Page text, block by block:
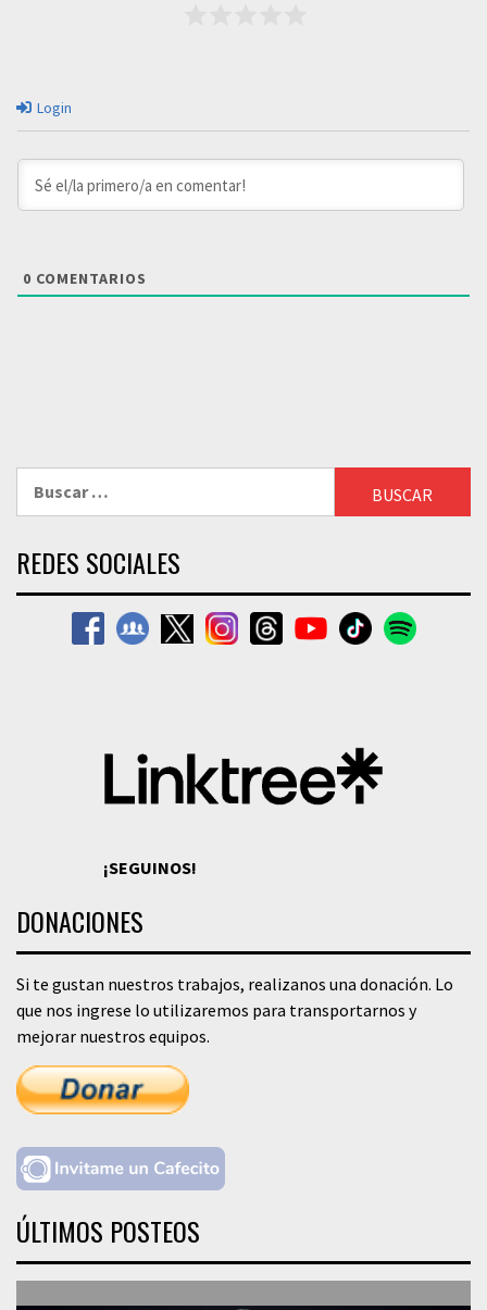
Login
0 COMENTARIOS
REDES SOCIALES
¡SEGUINOS!
DONACIONES
Si te gustan nuestros trabajos, realizanos una donación. Lo
que nos ingrese lo utilizaremos para transportarnos y
mejorar nuestros equipos.
ÚLTIMOS POSTEOS